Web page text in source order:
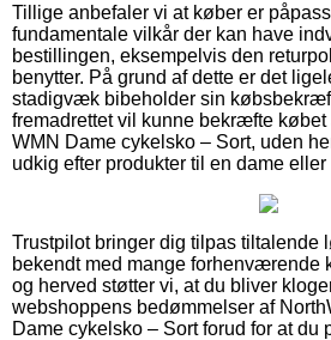
Tillige anbefaler vi at køber er
fundamentale vilkår der kan have
bestillingen, eksempelvis den
benytter. På grund af dette er det
stadigvæk bibeholder sin
fremadrettet vil kunne bekræfte købet
WMN Dame cykelsko – Sort, uden
udkig efter produkter til en dame eller
Trustpilot bringer dig tilpas tiltalende
bekendt med mange forhenværende
og herved støtter vi, at du bliver
webshoppens bedømmelser af
Dame cykelsko – Sort forud for at du